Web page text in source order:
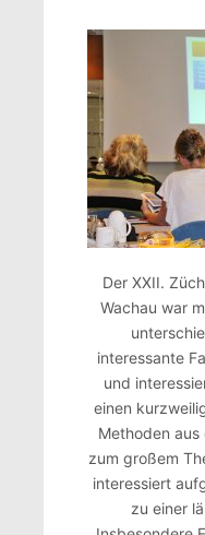
Der XXII.
Wachau war
interessante
und
einen
Methoden
zum großem
interessiert
zu einer